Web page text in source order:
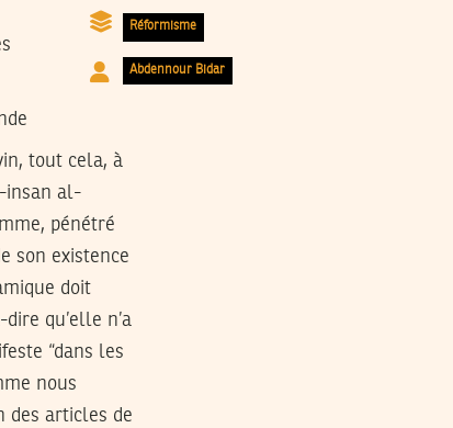
Réformisme
Abdennour Bidar
tout cela, à
insan al-
pénétré
son existence
doit
qu’elle n’a
“dans les
nous
des articles de